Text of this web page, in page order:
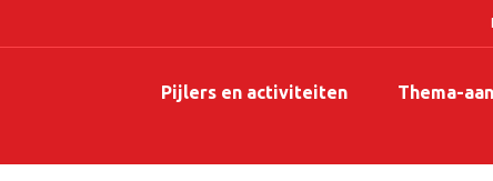
Pijlers en activiteiten Thema-